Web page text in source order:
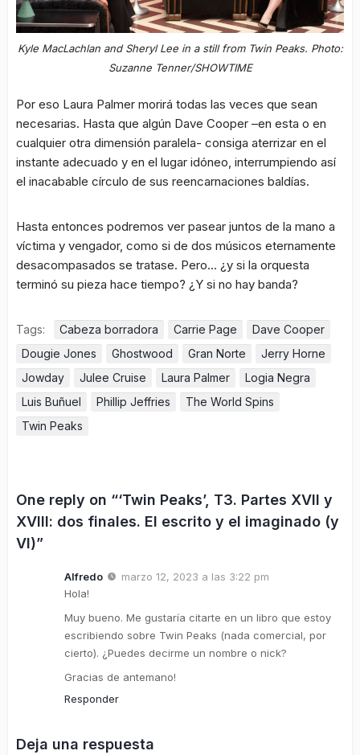
Kyle MacLachlan and Sheryl Lee in a still from Twin Peaks. Photo:
Suzanne Tenner/SHOWTIME
Por eso Laura Palmer morirá todas las veces que sean
necesarias. Hasta que algún Dave Cooper –en esta o en
cualquier otra dimensión paralela- consiga aterrizar en el
instante adecuado y en el lugar idóneo, interrumpiendo así
el inacabable círculo de sus reencarnaciones baldías.
Hasta entonces podremos ver pasear juntos de la mano a
víctima y vengador, como si de dos músicos eternamente
desacompasados se tratase. Pero… ¿y si la orquesta
terminó su pieza hace tiempo? ¿Y si no hay banda?
Tags: Cabeza borradora Carrie Page
Dave Cooper
Dougie Jones
Ghostwood Gran Norte
Jerry Horne
Jowday
Julee Cruise Laura Palmer
Logia Negra
Luis Buñuel
Phillip Jeffries
The World Spins
Twin Peaks
One reply on “‘Twin Peaks’, T3. Partes XVII y
XVIII: dos finales. El escrito y el imaginado (y
VI)”
Alfredo
marzo 12, 2023 a las 3:22 pm
Hola!
Muy bueno. Me gustaría citarte en un libro que estoy
escribiendo sobre Twin Peaks (nada comercial, por
cierto). ¿Puedes decirme un nombre o nick?
Gracias de antemano!
Responder
Deja una respuesta